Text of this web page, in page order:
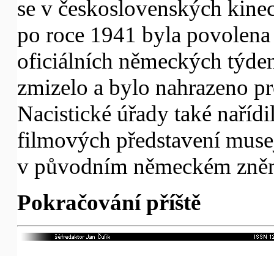
se v československých
po roce 1941 byla
oficiálních německých
zmizelo a bylo nahrazeno
Nacistické úřady také
filmových představení
v původním německém
Pokračování příště